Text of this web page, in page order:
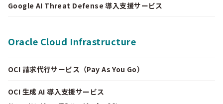
Google AI Threat Defense 導入支援サービス
Oracle Cloud Infrastructure
OCI 請求代行サービス（Pay As You Go）
OCI 生成 AI 導入支援サービス